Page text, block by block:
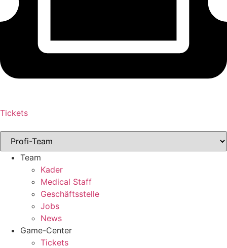
Tickets
Team
Kader
Medical Staff
Geschäftsstelle
Jobs
News
Game-Center
Tickets